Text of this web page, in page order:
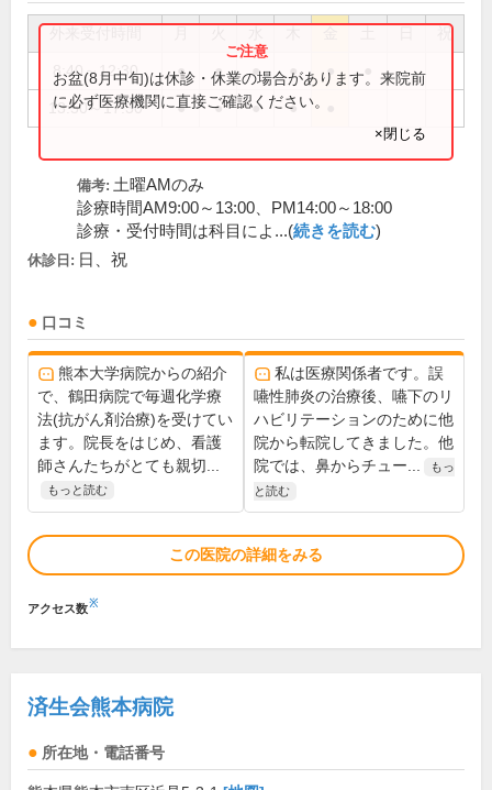
祝
8:40～12:30 ● ● ● ● ●
13:50～17:30 ● ● ● ●
お盆(8月中旬)は休診・休業の場合があります。来院前
に必ず医療機関に直接ご確認ください。
×閉じる
備考: 土曜AMのみ
診療時間AM9:00～13:00、PM14:00～18:00
診療・受付時間は科目によ...(続きを読む)
休診日: 日、祝
口コミ
熊本大学病院からの紹介
で、鶴田病院で毎週化学療
法(抗がん剤治療)を受けてい
ます。院長をはじめ、看護
師さんたちがとても親切...
もっと読む
私は医療関係者です。誤
嚥性肺炎の治療後、嚥下のリ
ハビリテーションのために他
院から転院してきました。他
院では、鼻からチュー...
もっ
と読む
この医院の詳細をみる
アクセス数※
済生会熊本病院
所在地・電話番号